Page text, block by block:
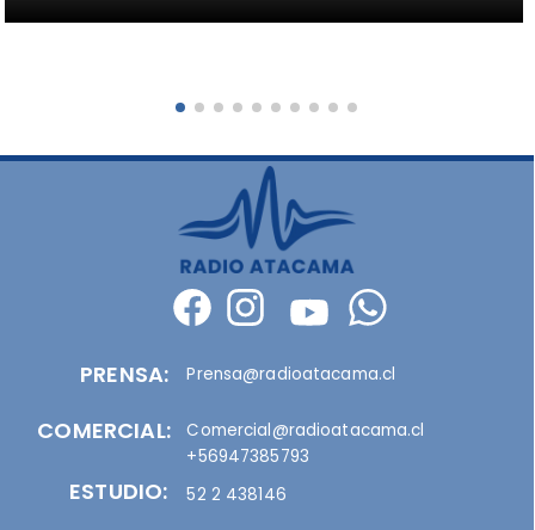
PRENSA:
COMERCIAL:
Prensa@radioatacama.cl
Comercial@radioatacama.cl
+56947385793
ESTUDIO: 52 2 438146